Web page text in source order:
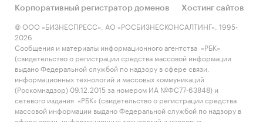
Корпоративный регистратор доменов
Хостинг сайтов
© ООО «БИЗНЕСПРЕСС», АО «РОСБИЗНЕСКОНСАЛТИНГ», 1995-
2026.
Сообщения и материалы информационного агентства «РБК»
(свидетельство о регистрации средства массовой информации
выдано Федеральной службой по надзору в сфере связи,
информационных технологий и массовых коммуникаций
(Роскомнадзор) 09.12.2015 за номером ИА №ФС77-63848) и
сетевого издания «РБК» (свидетельство о регистрации средства
массовой информации выдано Федеральной службой по надзору в